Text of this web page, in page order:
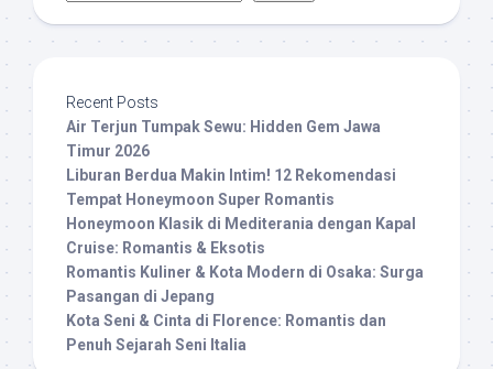
Recent Posts
Air Terjun Tumpak Sewu: Hidden Gem Jawa
Timur 2026
Liburan Berdua Makin Intim! 12 Rekomendasi
Tempat Honeymoon Super Romantis
Honeymoon Klasik di Mediterania dengan Kapal
Cruise: Romantis & Eksotis
Romantis Kuliner & Kota Modern di Osaka: Surga
Pasangan di Jepang
Kota Seni & Cinta di Florence: Romantis dan
Penuh Sejarah Seni Italia